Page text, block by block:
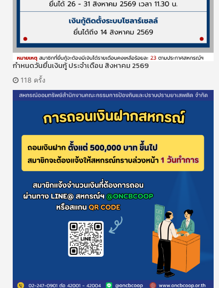
กำหนดวันยื่นเงินกู้ ประจำเดือน สิงหาคม 2569
118 ครั้ง